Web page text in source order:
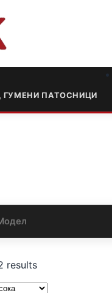
ГУМЕНИ ПАТОСНИЦИ
results